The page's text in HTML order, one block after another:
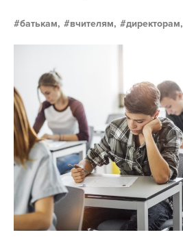
батькам, вчителям, директорам,